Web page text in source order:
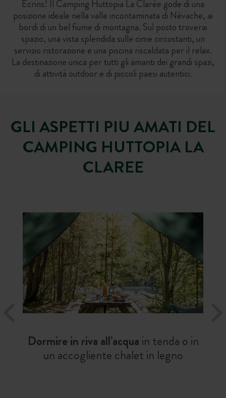
Ecrins! Il Camping Huttopia La Clarée gode di una
posizione ideale nella valle incontaminata di Névache, ai
bordi di un bel fiume di montagna. Sul posto troverai
spazio, una vista splendida sulle cime circostanti, un
servizio ristorazione e una piscina riscaldata per il relax.
La destinazione unica per tutti gli amanti dei grandi spazi,
di attività outdoor e di piccoli paesi autentici.
GLI ASPETTI PIU AMATI DEL
CAMPING HUTTOPIA LA
CLAREE
Dormire in riva all’acqua in tenda o in
un accogliente chalet in legno